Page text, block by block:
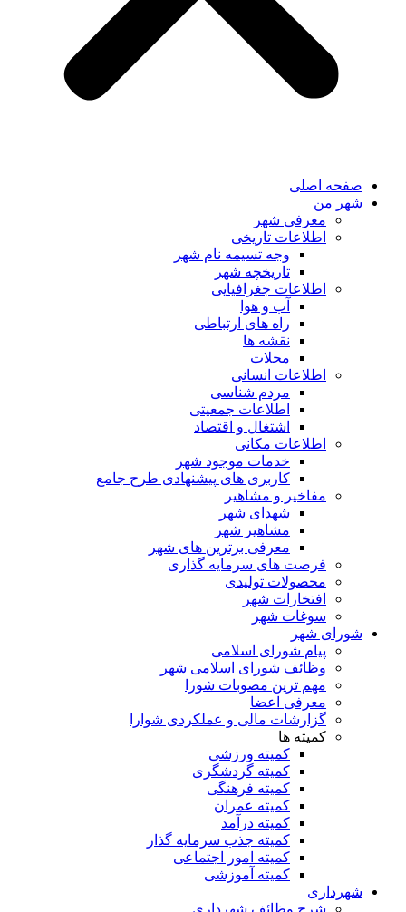
صفحه اصلی
شهر من
معرفی شهر
اطلاعات تاریخی
وجه تسیمه نام شهر
تاریخچه شهر
اطلاعات جغرافیایی
آب و هوا
راه های ارتباطی
نقشه ها
محلات
اطلاعات انسانی
مردم شناسی
اطلاعات جمعیتی
اشتغال و اقتصاد
اطلاعات مکانی
خدمات موجود شهر
کاربری های پیشنهادی طرح جامع
مفاخیر و مشاهیر
شهدای شهر
مشاهیر شهر
معرفی برترین های شهر
فرصت های سرمایه گذاری
محصولات تولیدی
افتخارات شهر
سوغات شهر
شورای شهر
پیام شورای اسلامی
وظائف شورای اسلامی شهر
مهم ترین مصوبات شورا
معرفی اعضا
گزارشات مالی و عملکردی شوارا
کمیته ها
کمیته ورزشی
کمیته گردشگری
کمیته فرهنگی
کمیته عمران
کمیته درآمد
کمیته جذب سرمایه گذار
کمیته امور اجتماعی
کمیته آموزشی
شهرداری